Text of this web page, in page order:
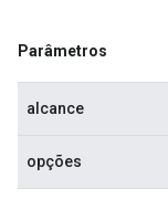
Parâmetros
alcance
opções